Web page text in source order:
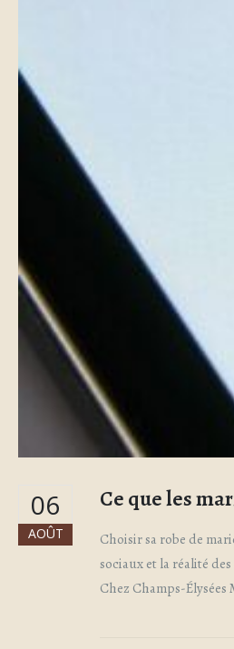
06
AOÛT
Ce que les
Choisir sa robe de
sociaux et la réalité
Chez Champs-Élysées